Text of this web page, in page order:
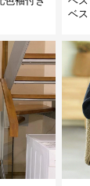
ベ